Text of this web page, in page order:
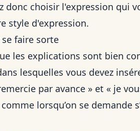
donc choisir l'expression qui
style d'expression.
faire sorte
les explications sont bien
lesquelles vous devez
par avance » et « je
lorsqu’on se demande